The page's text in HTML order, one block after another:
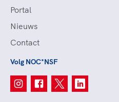
Portal
Nieuws
Contact
Volg NOC*NSF